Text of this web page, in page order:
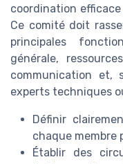
coordination
Ce comité doit
principales
générale,
communication et,
experts techniques
Définir
chaque membre
Établir des